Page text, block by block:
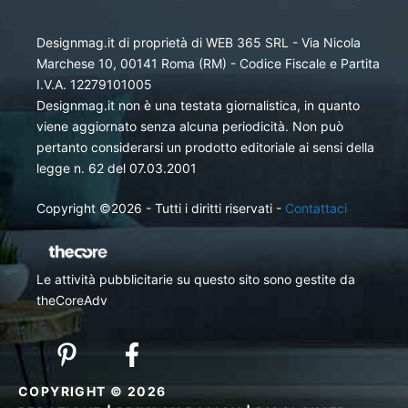
Designmag.it di proprietà di WEB 365 SRL - Via Nicola
Marchese 10, 00141 Roma (RM) - Codice Fiscale e Partita
I.V.A. 12279101005
Designmag.it non è una testata giornalistica, in quanto
viene aggiornato senza alcuna periodicità. Non può
pertanto considerarsi un prodotto editoriale ai sensi della
legge n. 62 del 07.03.2001
Copyright ©2026 - Tutti i diritti riservati - Contattaci
Le attività pubblicitarie su questo sito sono gestite da
theCoreAdv
COPYRIGHT © 2026